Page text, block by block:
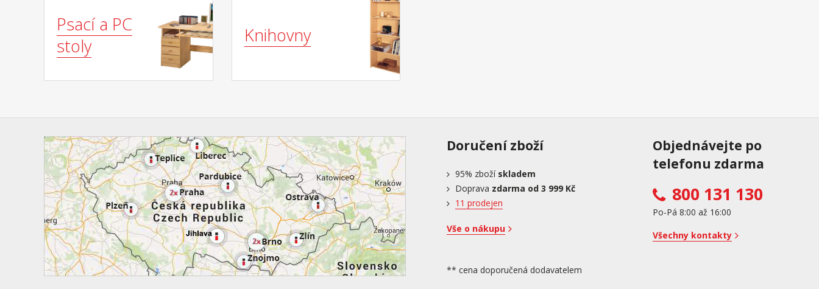
Psací a PC
stoly
Knihovny
Doručení zboží
95% zboží skladem
Doprava zdarma od 3 999 Kč
11 prodejen
Vše o nákupu
** cena doporučená dodavatelem
Objednávejte po
telefonu zdarma
800 131 130
Po-Pá 8:00 až 16:00
Všechny kontakty